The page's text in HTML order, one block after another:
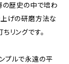
の歴史の中で培わ
上げの研磨方法な
リングです。
プルで永遠の平